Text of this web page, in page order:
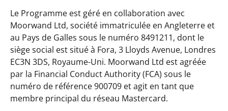
Le Programme est géré en collaboration avec
Moorwand Ltd, société immatriculée en Angleterre et
au Pays de Galles sous le numéro 8491211, dont le
siège social est situé à Fora, 3 Lloyds Avenue, Londres
EC3N 3DS, Royaume-Uni. Moorwand Ltd est agréée
par la Financial Conduct Authority (FCA) sous le
numéro de référence 900709 et agit en tant que
membre principal du réseau Mastercard.